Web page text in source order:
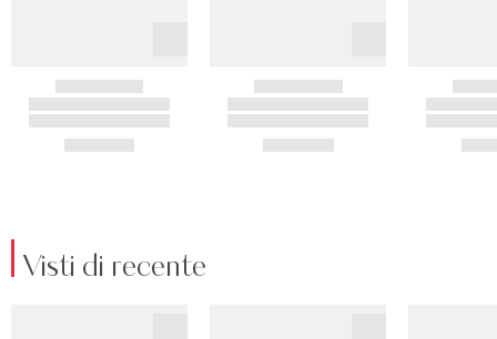
Visti di recente